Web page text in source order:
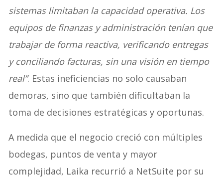
sistemas limitaban la capacidad operativa. Los
equipos de finanzas y administración tenían que
trabajar de forma reactiva, verificando entregas
y conciliando facturas, sin una visión en tiempo
real”. Estas ineficiencias no solo causaban
demoras, sino que también dificultaban la
toma de decisiones estratégicas y oportunas.
A medida que el negocio creció con múltiples
bodegas, puntos de venta y mayor
complejidad, Laika recurrió a NetSuite por su